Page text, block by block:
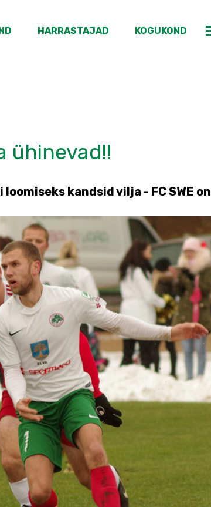
HARRASTAJAD KOGUKOND
ühinevad!!
kandsid vilja - FC SWE on